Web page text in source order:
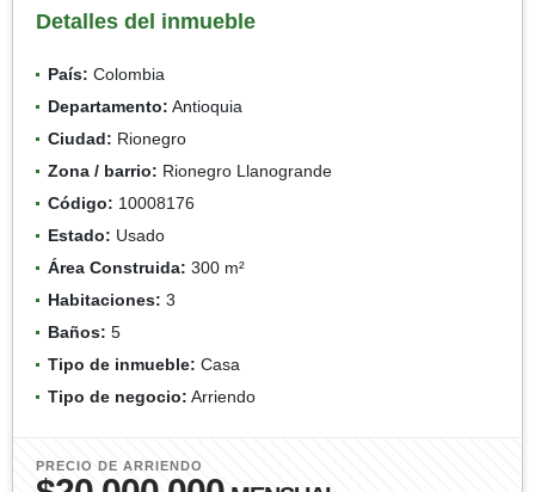
Detalles del inmueble
País: Colombia
Departamento: Antioquia
Ciudad: Rionegro
Zona / barrio: Rionegro Llanogrande
Código: 10008176
Estado: Usado
Área Construida: 300 m²
Habitaciones: 3
Baños: 5
Tipo de inmueble: Casa
Tipo de negocio: Arriendo
PRECIO DE ARRIENDO